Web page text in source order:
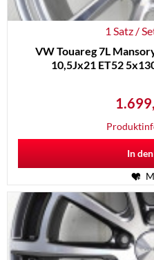
1 Satz /
VW Touareg 7L
10,5Jx21 ET52
In den